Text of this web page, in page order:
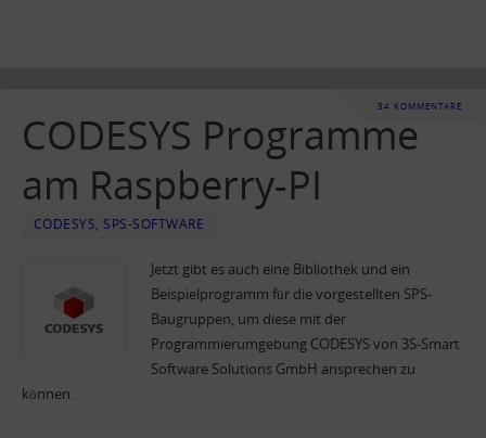
54 KOMMENTARE
CODESYS Programme
am Raspberry-PI
CODESYS, SPS-SOFTWARE
Jetzt gibt es auch eine Bibliothek und ein
Beispielprogramm für die vorgestellten SPS-
Baugruppen, um diese mit der
Programmierumgebung CODESYS von 3S-Smart
Software Solutions GmbH ansprechen zu
können.